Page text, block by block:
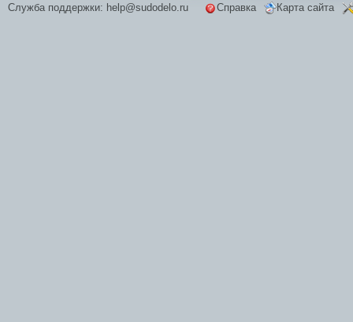
Служба поддержки: help@sudodelo.ru Справка Карта сайта